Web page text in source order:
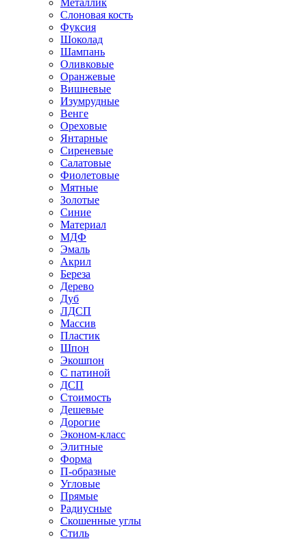
Металлик
Слоновая кость
Фуксия
Шоколад
Шампань
Оливковые
Оранжевые
Вишневые
Изумрудные
Венге
Ореховые
Янтарные
Сиреневые
Салатовые
Фиолетовые
Мятные
Золотые
Синие
Материал
МДФ
Эмаль
Акрил
Береза
Дерево
Дуб
ЛДСП
Массив
Пластик
Шпон
Экошпон
С патиной
ДСП
Стоимость
Дешевые
Дорогие
Эконом-класс
Элитные
Форма
П-образные
Угловые
Прямые
Радиусные
Скошенные углы
Стиль